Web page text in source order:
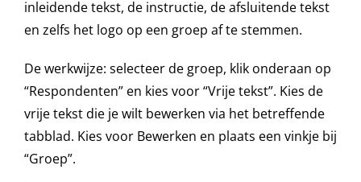
inleidende tekst, de instructie, de afsluitende tekst
en zelfs het logo op een groep af te stemmen.
De werkwijze: selecteer de groep, klik onderaan op
“Respondenten” en kies voor “Vrije tekst”. Kies de
vrije tekst die je wilt bewerken via het betreffende
tabblad. Kies voor Bewerken en plaats een vinkje bij
“Groep”.